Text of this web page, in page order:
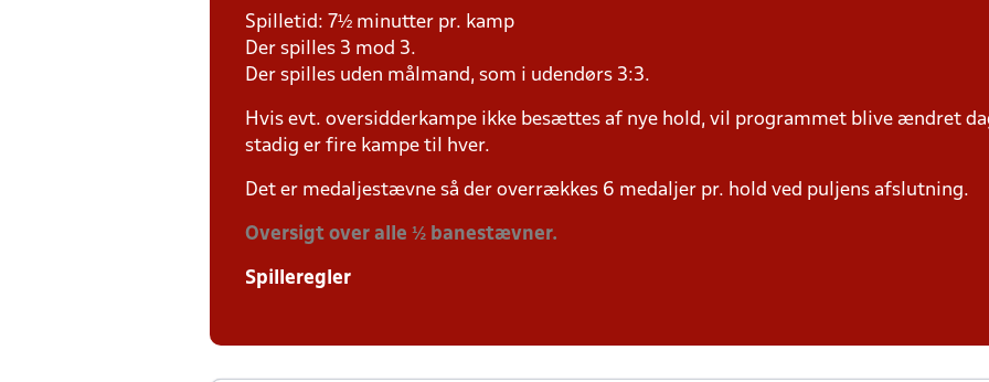
Spilletid: 7½ minutter pr. kamp
Der spilles 3 mod 3.
Der spilles uden målmand, som i udendørs 3:3.
Hvis evt. oversidderkampe ikke besættes af nye hold, vil programmet blive ændret
stadig er fire kampe til hver.
Det er medaljestævne så der overrækkes 6 medaljer pr. hold ved puljens afslutning.
Oversigt over alle ½ banestævner.
Spilleregler